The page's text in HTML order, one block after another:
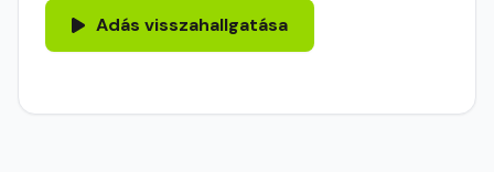
Adás visszahallgatása